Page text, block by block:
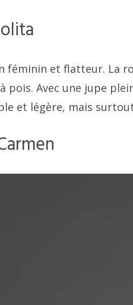
féminin et flatteur. La
pois. Avec une jupe
et légère, mais